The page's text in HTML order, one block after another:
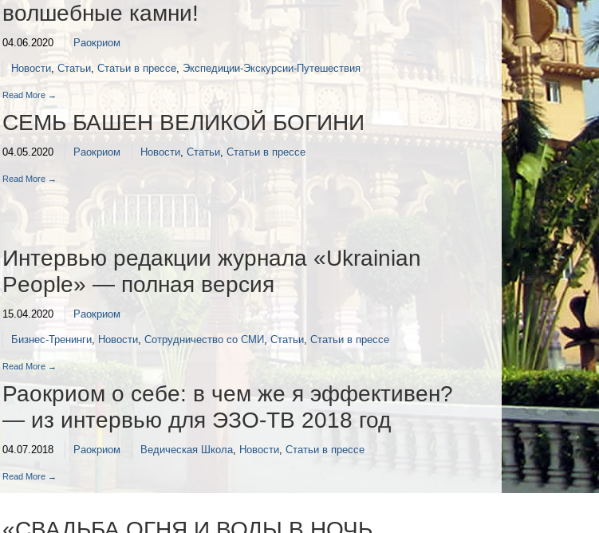
волшебные камни!
04.06.2020 Раокриом
Новости,Статьи,Статьи в прессе, Экспедиции-Экскурсии-Путешествия
Read More →
СЕМЬ БАШЕН ВЕЛИКОЙ БОГИНИ
04.05.2020 Раокриом Новости,Статьи,Статьи в прессе
Read More →
Интервью редакции журнала «Ukrainian
People» — полная версия
15.04.2020 Раокриом
Бизнес-Тренинги, Новости,Сотрудничество со СМИ,Статьи,Статьи в прессе
Read More →
Раокриом о себе: в чем же я эффективен?
— из интервью для ЭЗО-ТВ 2018 год
04.07.2018 Раокриом Ведическая Школа, Новости,Статьи в прессе
Read More →